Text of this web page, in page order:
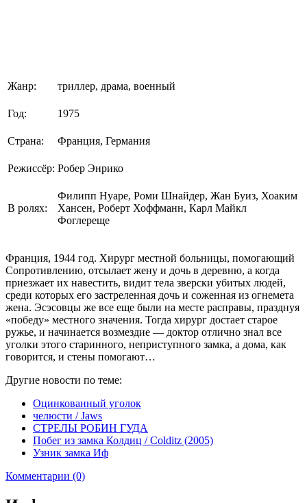
Жанр: триллер, драма, военный
Год: 1975
Страна: Франция, Германия
Режиссёр: Робер Энрико
В ролях:
Филипп Нуаре, Роми Шнайдер, Жан Буиз, Хоаким
Хансен, Роберт Хоффманн, Карл Майкл
Фоглереще
Франция, 1944 год. Хирург местной больницы, помогающий
Сопротивлению, отсылает жену и дочь в деревню, а когда
приезжает их навестить, видит тела зверски убитых людей,
среди которых его застреленная дочь и соженная из огнемета
жена. Эсэсовцы же все еще были на месте расправы, празднуя
«победу» местного значения. Тогда хирург достает старое
ружье, и начинается возмездие — доктор отлично знал все
уголки этого старинного, неприступного замка, а дома, как
говорится, и стены помогают…
Другие новости по теме:
Оцинкованный уголок
челюсти / Jaws
СТРЕЛЫ РОБИН ГУДА
Побег из замка Колдиц / Colditz (2005)
Узник замка Иф
Комментарии (0)